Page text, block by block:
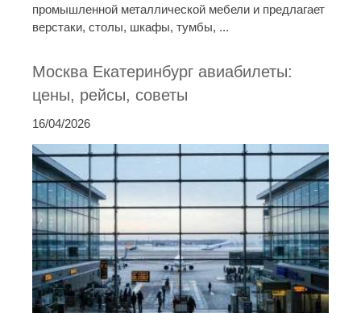
промышленной металлической мебели и предлагает
верстаки, столы, шкафы, тумбы, ...
Москва Екатеринбург авиабилеты:
цены, рейсы, советы
16/04/2026